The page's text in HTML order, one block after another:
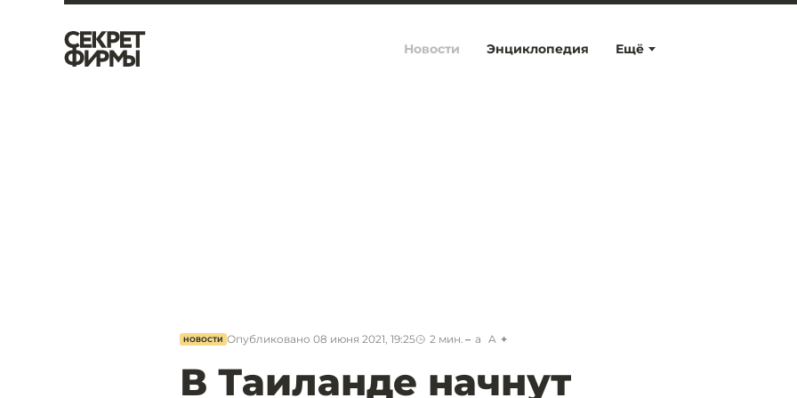
Ещё
Новости Энциклопедия
НОВОСТИ Опубликовано 08 июня 2021, 19:25 2 мин. a A
В Таиланде начнут